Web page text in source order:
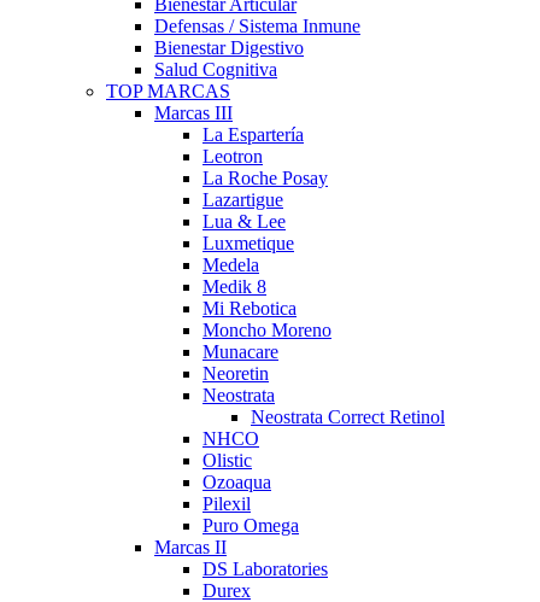
Bienestar Articular
Defensas / Sistema Inmune
Bienestar Digestivo
Salud Cognitiva
TOP MARCAS
Marcas III
La Espartería
Leotron
La Roche Posay
Lazartigue
Lua & Lee
Luxmetique
Medela
Medik 8
Mi Rebotica
Moncho Moreno
Munacare
Neoretin
Neostrata
Neostrata Correct Retinol
NHCO
Olistic
Ozoaqua
Pilexil
Puro Omega
Marcas II
DS Laboratories
Durex